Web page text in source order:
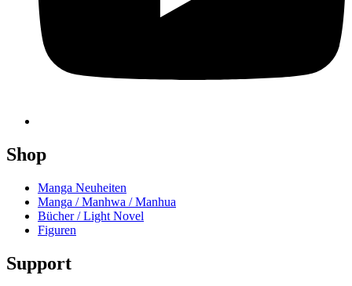
Shop
Manga Neuheiten
Manga / Manhwa / Manhua
Bücher / Light Novel
Figuren
Support